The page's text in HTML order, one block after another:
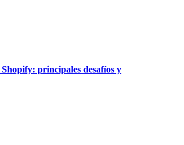
principales desafíos y